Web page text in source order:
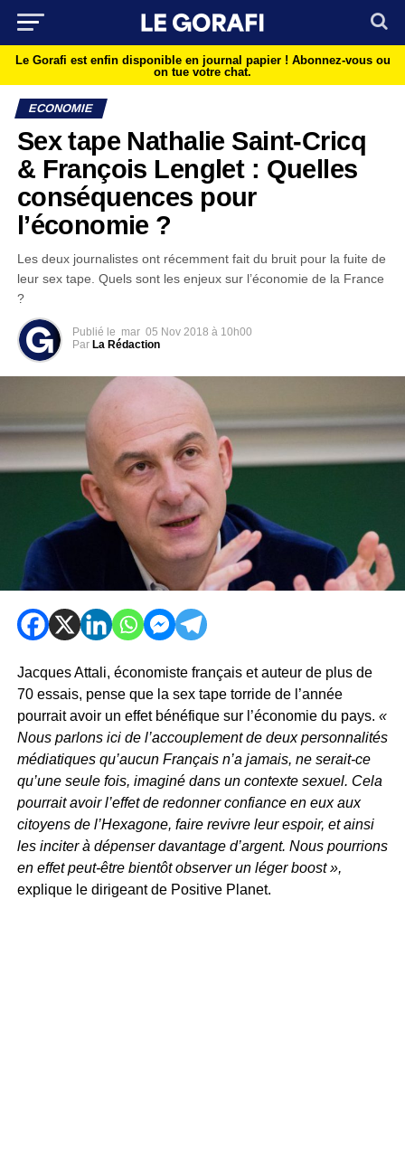
Le Gorafi est enfin disponible en journal papier ! Abonnez-vous ou
on tue votre chat.
ECONOMIE
Sex tape Nathalie Saint-Cricq
& François Lenglet : Quelles
conséquences pour
l’économie ?
Les deux journalistes ont récemment fait du bruit pour la fuite de
leur sex tape. Quels sont les enjeux sur l’économie de la France
?
Publié le mar 05 Nov 2018 à 10h00
Par La Rédaction
Jacques Attali, économiste français et auteur de plus de
70 essais, pense que la sex tape torride de l’année
pourrait avoir un effet bénéfique sur l’économie du pays. «
Nous parlons ici de l’accouplement de deux personnalités
médiatiques qu’aucun Français n’a jamais, ne serait-ce
qu’une seule fois, imaginé dans un contexte sexuel. Cela
pourrait avoir l’effet de redonner confiance en eux aux
citoyens de l’Hexagone, faire revivre leur espoir, et ainsi
les inciter à dépenser davantage d’argent. Nous pourrions
en effet peut-être bientôt observer un léger boost »,
explique le dirigeant de Positive Planet.